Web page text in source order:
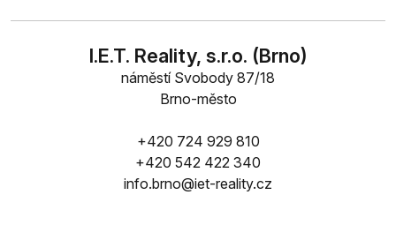
I.E.T. Reality, s.r.o. (Brno)
náměstí Svobody 87/18
Brno-město
+420 724 929 810
+420 542 422 340
info.brno@iet-reality.cz